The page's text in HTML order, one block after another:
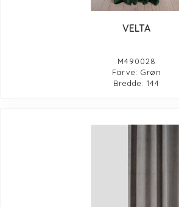
VELTA
M490028
Farve: Grøn
Bredde: 144